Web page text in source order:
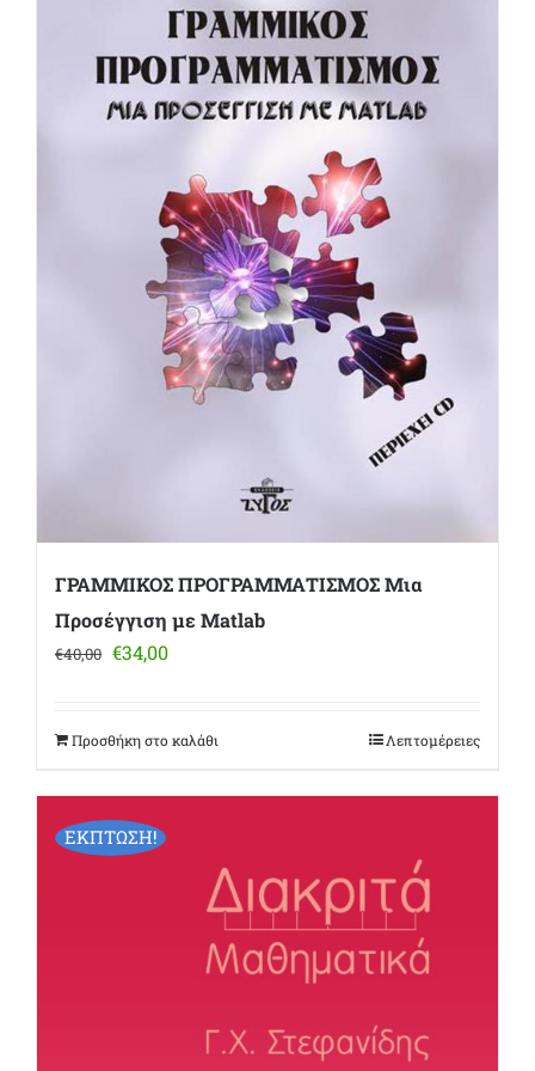
ΓΡΑΜΜΙΚΟΣ ΠΡΟΓΡΑΜΜΑΤΙΣΜΟΣ Μια
Προσέγγιση με Matlab
€40,00 Original
€40,00.
€34,00Η
είναι:
Προσθήκη στο καλάθι Λεπτομέρειες
ΕΚΠΤΩΣΗ!